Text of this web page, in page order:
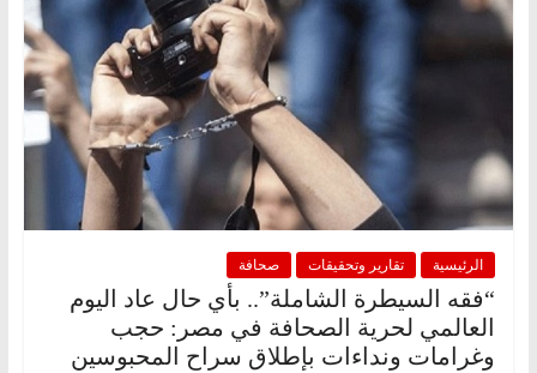
الرئيسية تقارير وتحقيقات صحافة
“فقه السيطرة الشاملة”.. بأي حال عاد اليوم
العالمي لحرية الصحافة في مصر: حجب
وغرامات ونداءات بإطلاق سراح المحبوسين